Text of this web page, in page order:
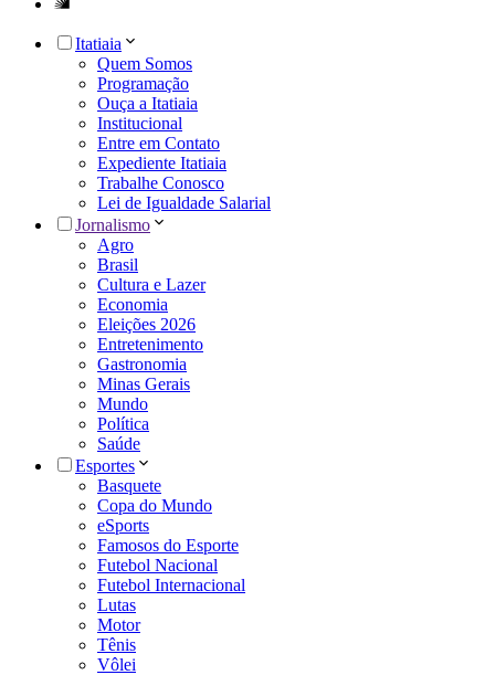
Itatiaia
Quem Somos
Programação
Ouça a Itatiaia
Institucional
Entre em Contato
Expediente Itatiaia
Trabalhe Conosco
Lei de Igualdade Salarial
Jornalismo
Agro
Brasil
Cultura e Lazer
Economia
Eleições 2026
Entretenimento
Gastronomia
Minas Gerais
Mundo
Política
Saúde
Esportes
Basquete
Copa do Mundo
eSports
Famosos do Esporte
Futebol Nacional
Futebol Internacional
Lutas
Motor
Tênis
Vôlei